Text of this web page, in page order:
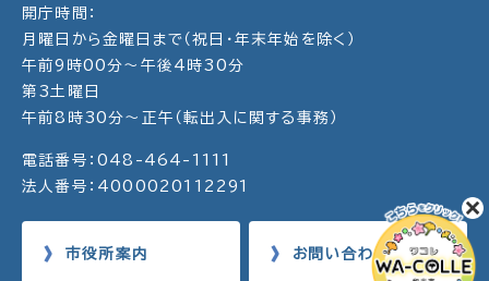
開庁時間：
月曜日から金曜日まで（祝日・年末年始を除く）
午前9時00分～午後4時30分
第3土曜日
午前8時30分～正午（転出入に関する事務）
電話番号：048-464-1111
法人番号：4000020112291
市役所案内 お問い合わせ